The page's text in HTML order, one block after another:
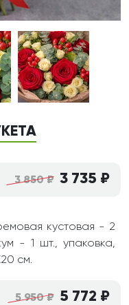
3 850 ₽ 3 735 ₽
кустовая - 2
- 1 шт., упаковка,
см.
5 950 ₽ 5 772 ₽